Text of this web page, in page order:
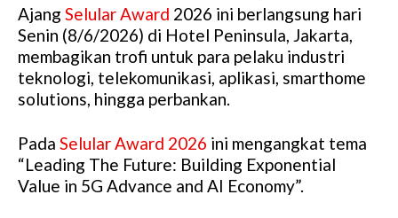
M
u
t
e
Ajang Selular Award 2026 ini berlangsung hari
Senin (8/6/2026) di Hotel Peninsula, Jakarta,
membagikan trofi untuk para pelaku industri
teknologi, telekomunikasi, aplikasi, smarthome
solutions, hingga perbankan.
Pada Selular Award 2026 ini mengangkat tema
“Leading The Future: Building Exponential
Value in 5G Advance and AI Economy”.